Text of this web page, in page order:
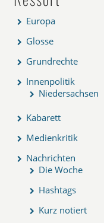
Europa
Glosse
Grundrechte
Innenpolitik
Niedersachsen
Kabarett
Medienkritik
Nachrichten
Die Woche
Hashtags
Kurz notiert